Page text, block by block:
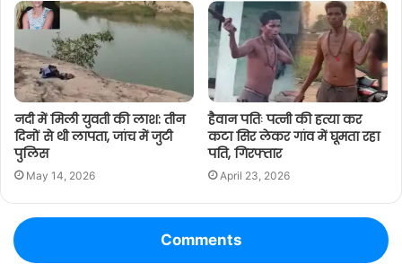
नदी में मिली युवती की लाश: तीन
दिनों से थी लापता, जांच में जुटी
पुलिस
May 14, 2026
हैवान पतिः पत्नी की हत्या कर
कटा सिर लेकर गांव में घूमता रहा
पति, गिरफ्तार
April 23, 2026
Comments